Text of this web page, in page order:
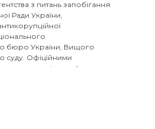
з питань запобігання
Ради України,
бюро України, Вищого
суду. Офіційними
стали Інститут